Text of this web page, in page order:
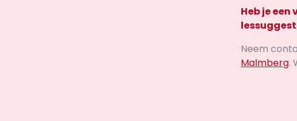
Heb je
Neem
Malmberg.